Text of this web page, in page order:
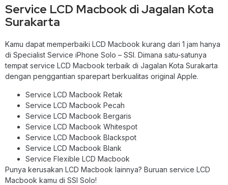
Service LCD Macbook di Jagalan Kota
Surakarta
Kamu dapat memperbaiki LCD Macbook kurang dari 1 jam hanya
di Specialist Service iPhone Solo – SSI. Dimana satu-satunya
tempat service LCD Macbook terbaik di Jagalan Kota Surakarta
dengan penggantian sparepart berkualitas original Apple.
Service LCD Macbook Retak
Service LCD Macbook Pecah
Service LCD Macbook Bergaris
Service LCD Macbook Whitespot
Service LCD Macbook Blackspot
Service LCD Macbook Blank
Service Flexible LCD Macbook
Punya kerusakan LCD Macbook lainnya? Buruan service LCD
Macbook kamu di SSI Solo!